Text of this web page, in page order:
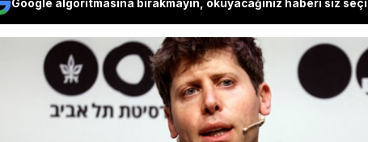
Google algoritmasına bırakmayın, okuyacağınız haberi siz